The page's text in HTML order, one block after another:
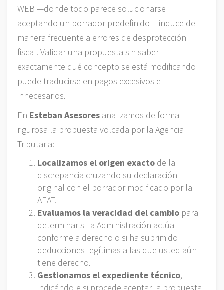
WEB —donde todo parece solucionarse
aceptando un borrador predefinido— induce de
manera frecuente a errores de desprotección
fiscal. Validar una propuesta sin saber
exactamente qué concepto se está modificando
puede traducirse en pagos excesivos e
innecesarios.
En Esteban Asesores analizamos de forma
rigurosa la propuesta volcada por la Agencia
Tributaria:
Localizamos el origen exacto de la
discrepancia cruzando su declaración
original con el borrador modificado por la
AEAT.
Evaluamos la veracidad del cambio para
determinar si la Administración actúa
conforme a derecho o si ha suprimido
deducciones legítimas a las que usted aún
tiene derecho.
Gestionamos el expediente técnico,